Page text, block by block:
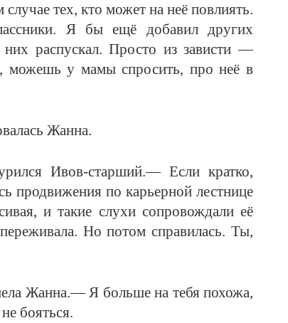
тех, кто может на неё повлиять.
Я бы ещё добавил других
распускал. Просто из зависти —
можешь у мамы спросить, про неё в
Жанна.
Ивов-старший.— Если кратко,
продвижения по карьерной лестнице
и такие слухи сопровождали её
Но потом справилась. Ты,
Жанна.— Я больше на тебя похожа,
бояться.